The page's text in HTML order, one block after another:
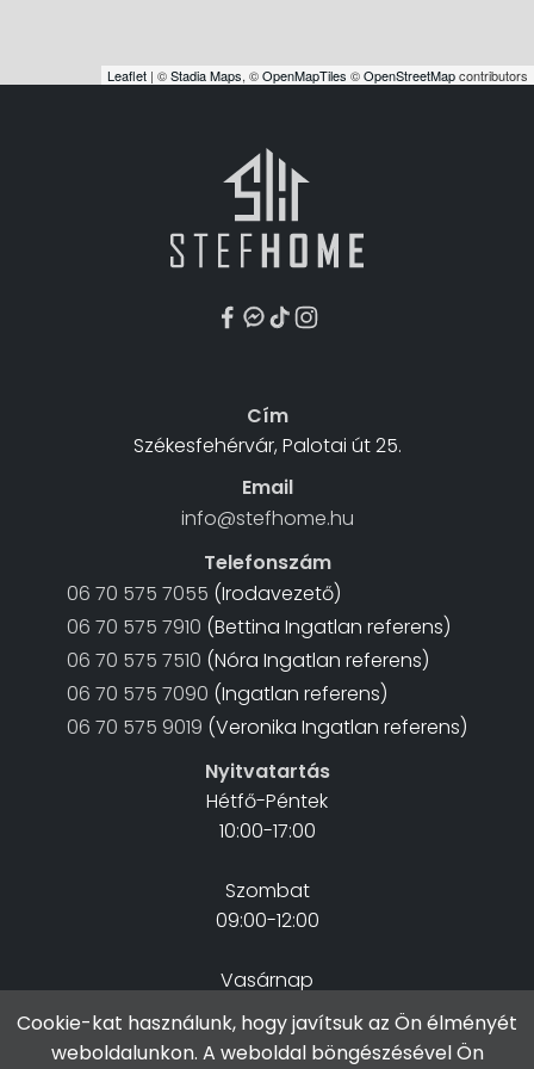
Leaflet | ©Stadia Maps, ©OpenMapTiles ©OpenStreetMapcontributors
Cím
Székesfehérvár, Palotai út 25.
Email
info@stefhome.hu
Telefonszám
06 70 575 7055 (Irodavezető)
06 70 575 7910 (Bettina Ingatlan referens)
06 70 575 7510 (Nóra Ingatlan referens)
06 70 575 7090 (Ingatlan referens)
06 70 575 9019 (Veronika Ingatlan referens)
Nyitvatartás
Hétfő-Péntek
10:00-17:00
Szombat
09:00-12:00
Vasárnap
Zárva
Cookie-kat használunk, hogy javítsuk az Ön élményét
weboldalunkon. A weboldal böngészésével Ön